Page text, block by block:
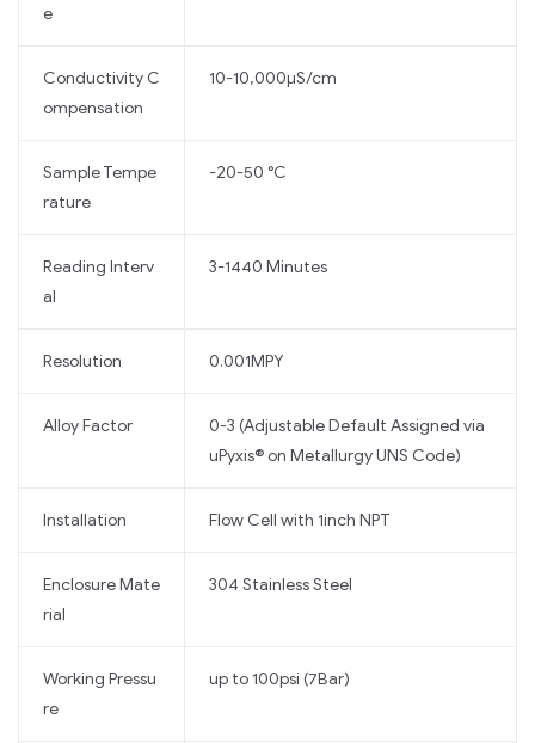
e
Conductivity C
ompensation
10-10,000µS/cm
Sample Tempe
rature
-20-50 °C
Reading Interv
al
3-1440 Minutes
Resolution 0.001MPY
Alloy Factor
0-3 (Adjustable Default Assigned via
uPyxis® on Metallurgy UNS Code)
Installation Flow Cell with 1inch NPT
Enclosure Mate
rial
304 Stainless Steel
Working Pressu
re
up to 100psi (7Bar)